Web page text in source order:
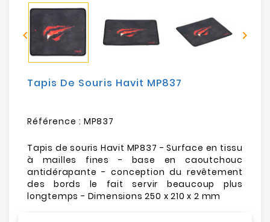
Mobilités
 
Tapis De Souris Havit MP837
Référence : MP837
Tapis de souris Havit MP837 - Surface en tissu
à mailles fines - base en caoutchouc
antidérapante - conception du revêtement
des bords le fait servir beaucoup plus
longtemps - Dimensions 250 x 210 x 2 mm